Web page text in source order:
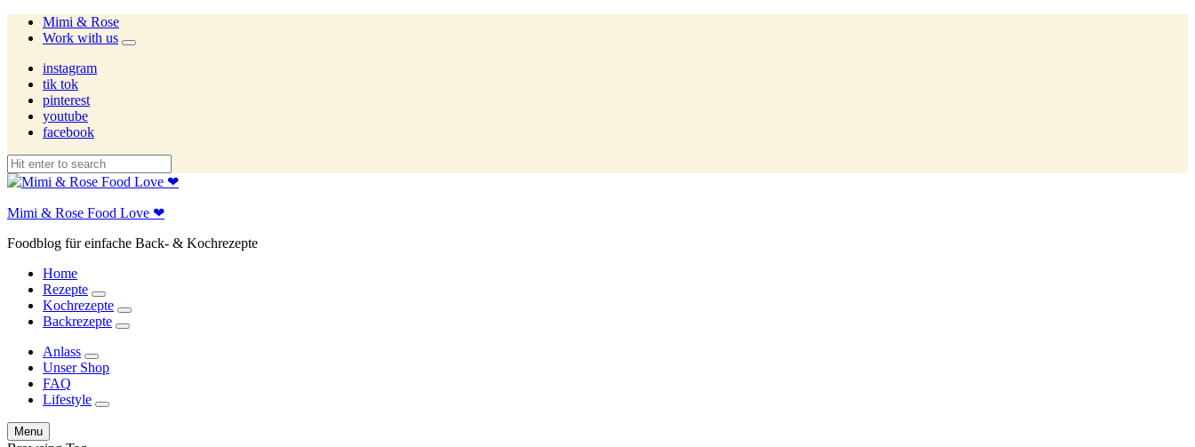
Mimi & Rose
Work with us
expand
instagram
tik tok
pinterest
youtube
facebook
Mimi & Rose Food Love ❤
Foodblog für einfache Back- & Kochrezepte
Home
Rezepte
expand
child
menu
Kochrezepte
expand
child
Backrezepte
expand
Anlass
expand
child
Unser Shop
FAQ
Lifestyle
expand
Search
Menu